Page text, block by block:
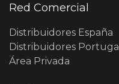
Red Comercial
Distribuidores España
Distribuidores Portugal
Área Privada